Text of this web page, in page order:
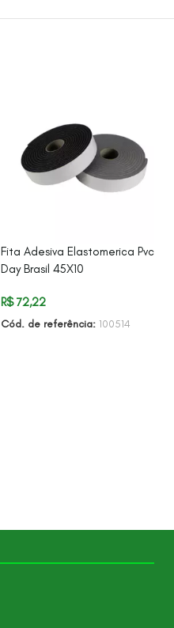
Fita Adesiva Elastomerica Pvc
Day Brasil 45X10
R$72,22
Cód. de referência: 100514